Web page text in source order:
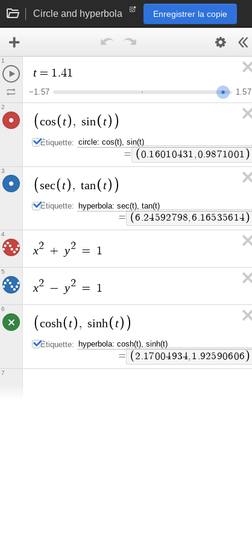
Circle and hyperbola Enregistrer la copie
t = 1.41
−1.57 1.57
1
cos t , sin t
Étiquette:
= 0.16010431,0.9871001
2
sec t , tan t
Étiquette:
= 6.24592798,6.16535614
3
x2 + y2 = 1
4
x2 − y2 = 1
5
cosh t , sinh t
Étiquette:
= 2.17004934, 1.92590606
6
7